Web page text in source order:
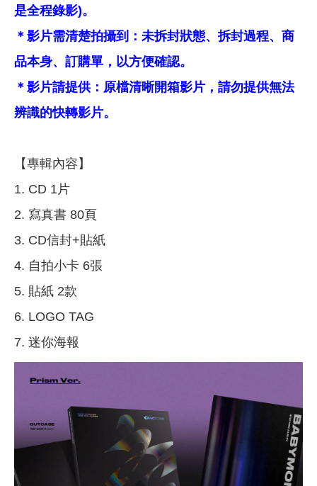
是全程錄影)。
＊影片需清楚拍攝到：未拆封狀態、拆封過程、商
品本身、訂購單，以方便確認。
＊影片請提供：原檔清晰開箱影片，請勿提供無法
辨識的快轉影片。
【專輯內容】
1. CD 1片
2. 寫真書 80頁
3. CD信封+貼紙
4. 自拍小卡 6張
5. 貼紙 2款
6. LOGO TAG
7. 迷你海報